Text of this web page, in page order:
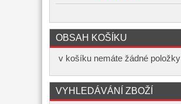
OBSAH KOŠÍKU
v košíku nemáte žádné položky
VYHLEDÁVÁNÍ ZBOŽÍ